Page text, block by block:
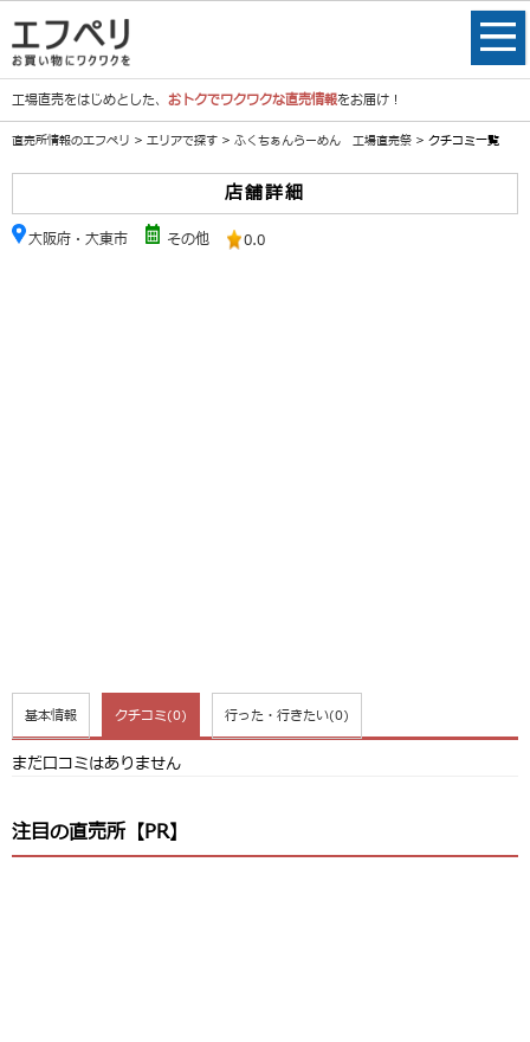
工場直売をはじめとした、 おトクでワクワクな直売情報をお届け！
直売所情報のエフペリ > エリアで探す > ふくちぁんらーめん 工場直売祭 > クチコミ一覧
店舗詳細
大阪府・大東市 その他 0.0
基本情報 クチコミ(0) 行った・行きたい(0)
まだ口コミはありません
注目の直売所【PR】